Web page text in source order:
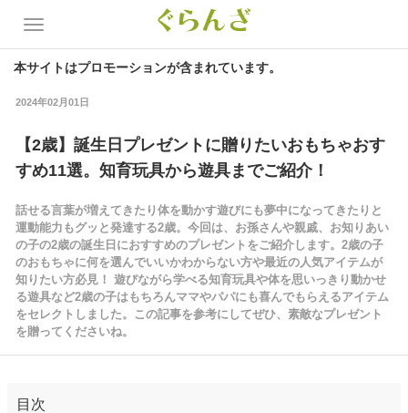
本サイトはプロモーションが含まれています。
2024年02月01日
【2歳】誕生日プレゼントに贈りたいおもちゃおす
すめ11選。知育玩具から遊具までご紹介！
話せる言葉が増えてきたり体を動かす遊びにも夢中になってきたりと
運動能力もグッと発達する2歳。今回は、お孫さんや親戚、お知りあい
の子の2歳の誕生日におすすめのプレゼントをご紹介します。2歳の子
のおもちゃに何を選んでいいかわからない方や最近の人気アイテムが
知りたい方必見！ 遊びながら学べる知育玩具や体を思いっきり動かせ
る遊具など2歳の子はもちろんママやパパにも喜んでもらえるアイテム
をセレクトしました。この記事を参考にしてぜひ、素敵なプレゼント
を贈ってくださいね。
目次